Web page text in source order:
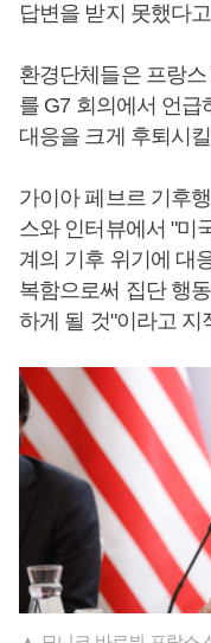
답변을 받지 못했다
환경단체들은 프랑
를 G7 회의에서 언
대응을 크게 후퇴시
가이아 페브르 기후
스와 인터뷰에서 "미
계의 기후 위기에 대
복함으로써 집단 행
하게 될 것"이라고 지